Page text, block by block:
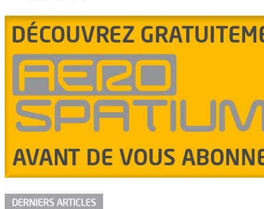
DERNIERS ARTICLES